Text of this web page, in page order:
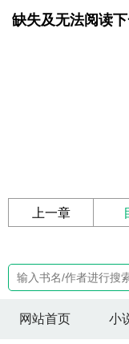
缺失及无法阅读下
上一章
网站首页 小